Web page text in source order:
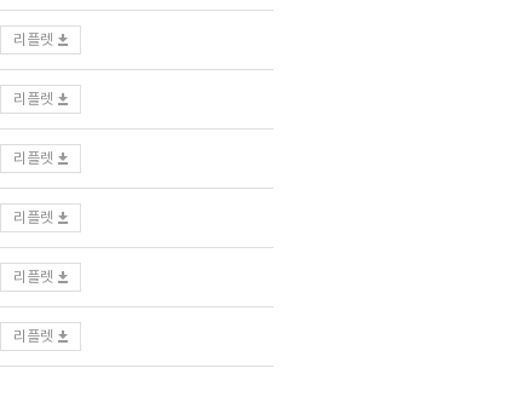
리플렛
리플렛
리플렛
리플렛
리플렛
리플렛